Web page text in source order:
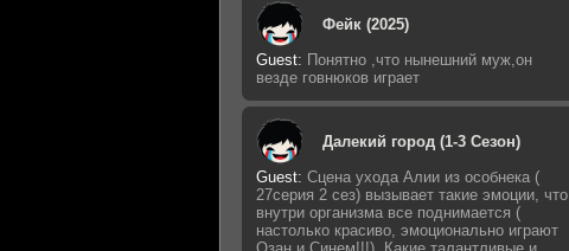
Фейк (2025)
Guest: Понятно ,что нынешний муж,он
везде говнюков играет
Далекий город (1-3 Сезон)
Guest: Сцена ухода Алии из особнека (
27серия 2 сез) вызывает такие эмоции, что
внутри организма все поднимается (
настолько красиво, эмоционально играют